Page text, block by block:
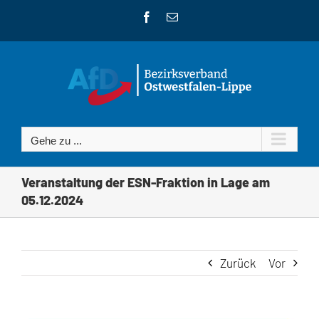
Facebook
E-
Gehe zu ...
Veranstaltung der ESN-Fraktion in Lage am
05.12.2024
Zurück Vor